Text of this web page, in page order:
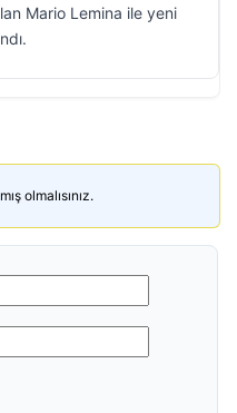
Mario Lemina ile yeni
olmalısınız.